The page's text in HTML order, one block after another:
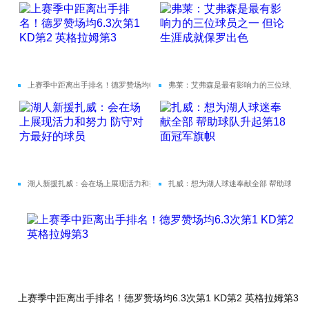
上赛季中距离出手排名！德罗赞场均6.3
次第1 KD第2 英格拉姆第3
弗莱：艾弗森是最有影响力的三位球员
之一 但论生涯成就保罗出色
湖人新援扎威：会在场上展现活力和努 扎威：想为湖人球迷奉献全部 帮助球队
上赛季中距离出手排名！德罗赞场均6.3次第1 KD第2 英格拉姆第3